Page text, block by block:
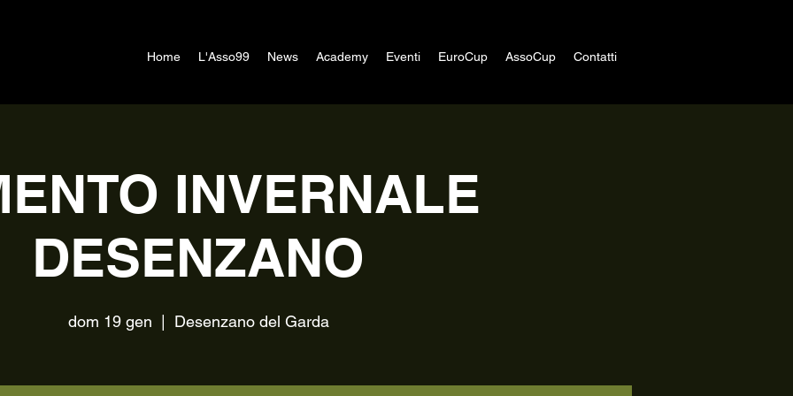
Home L'Asso99 News Academy Eventi EuroCup AssoCup Contatti
INVERNALE
DESENZANO
dom 19 gen Desenzano del Garda